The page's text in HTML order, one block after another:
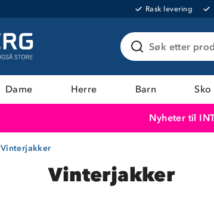
Rask levering
Søk etter
Dame Herre Barn Sko
Nyheter til
Vinterjakker
Vinterjakker